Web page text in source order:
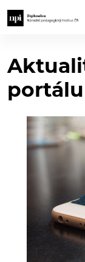
portálu